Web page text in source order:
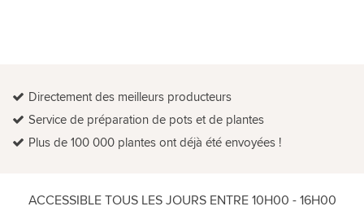
Directement des meilleurs producteurs
Service de préparation de pots et de plantes
Plus de 100 000 plantes ont déjà été envoyées !
ACCESSIBLE TOUS LES JOURS ENTRE 10H00 - 16H00